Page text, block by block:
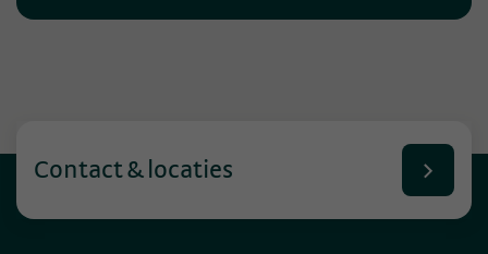
Contact & locaties